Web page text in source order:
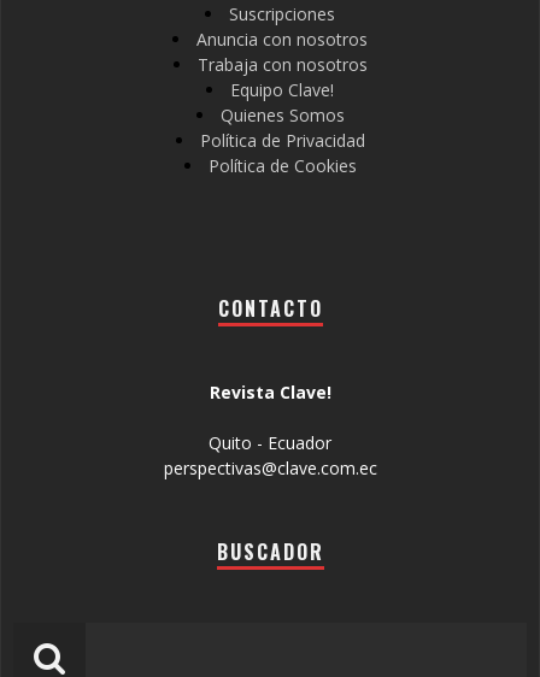
Suscripciones
Anuncia con nosotros
Trabaja con nosotros
Equipo Clave!
Quienes Somos
Política de Privacidad
Política de Cookies
CONTACTO
Revista Clave!
Quito - Ecuador
perspectivas@clave.com.ec
BUSCADOR